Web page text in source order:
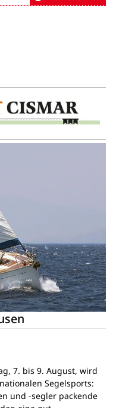
7. bis 9. August, wird
Segelsports:
und -segler packende